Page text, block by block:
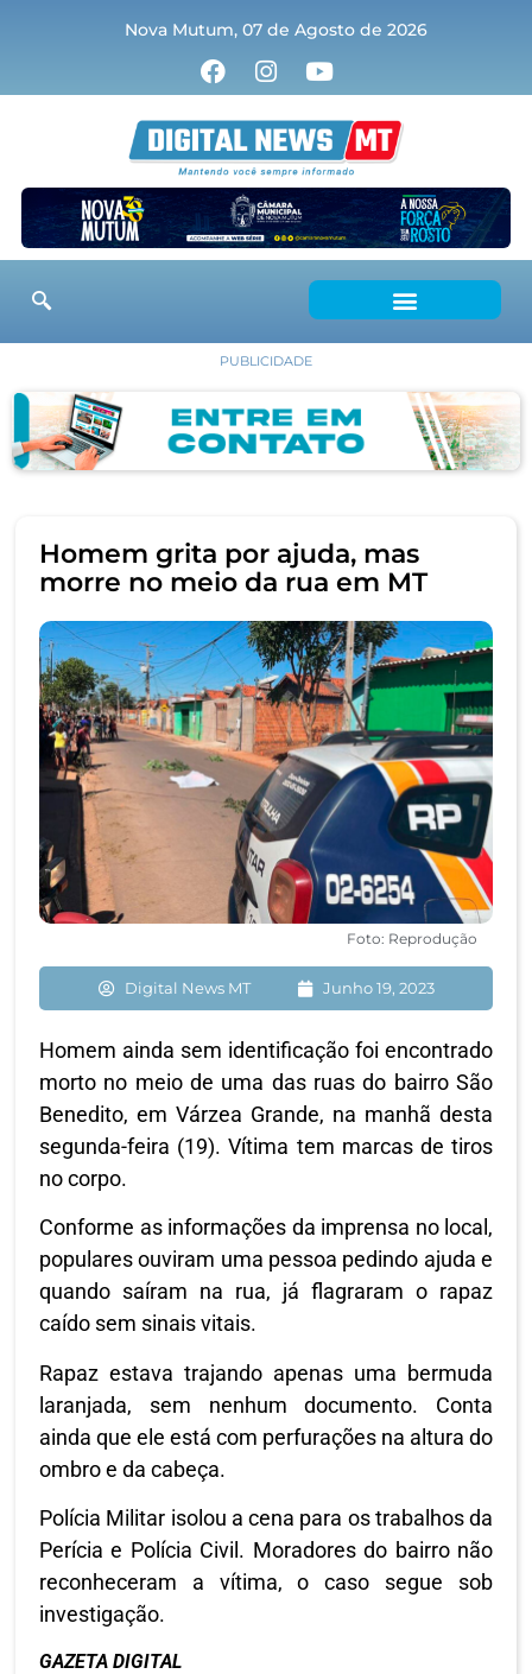
Nova Mutum, 07 de Agosto de 2026
PUBLICIDADE
Homem grita por ajuda, mas
morre no meio da rua em MT
Foto: Reprodução
Digital News MT Junho 19, 2023
Homem ainda sem identificação foi encontrado
morto no meio de uma das ruas do bairro São
Benedito, em Várzea Grande, na manhã desta
segunda-feira (19). Vítima tem marcas de tiros
no corpo.
Conforme as informações da imprensa no local,
populares ouviram uma pessoa pedindo ajuda e
quando saíram na rua, já flagraram o rapaz
caído sem sinais vitais.
Rapaz estava trajando apenas uma bermuda
laranjada, sem nenhum documento. Conta
ainda que ele está com perfurações na altura do
ombro e da cabeça.
Polícia Militar isolou a cena para os trabalhos da
Perícia e Polícia Civil. Moradores do bairro não
reconheceram a vítima, o caso segue sob
investigação.
GAZETA DIGITAL